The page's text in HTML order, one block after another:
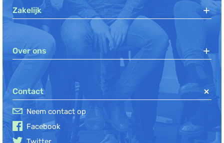
Zakelijk
Over ons
Contact
Neem contact op
Facebook